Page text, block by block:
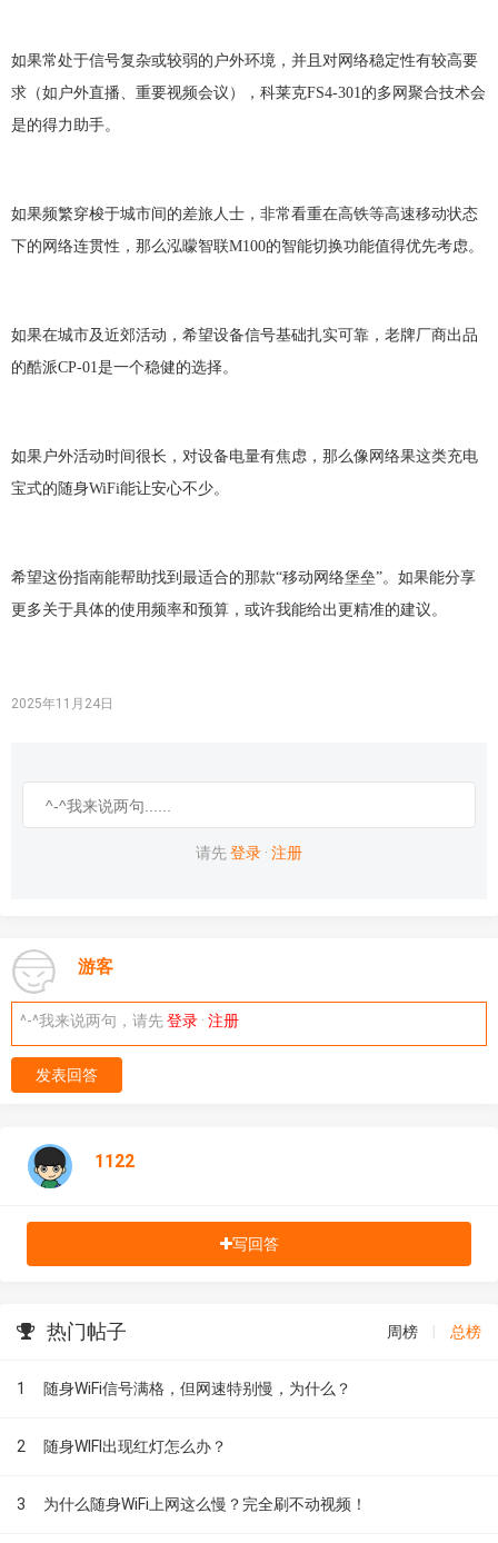
如果常处于信号复杂或较弱的户外环境，并且对网络稳定性有较高要
求（如户外直播、重要视频会议），科莱克FS4-301的多网聚合技术会
是的得力助手。
如果频繁穿梭于城市间的差旅人士，非常看重在高铁等高速移动状态
下的网络连贯性，那么泓曚智联M100的智能切换功能值得优先考虑。
如果在城市及近郊活动，希望设备信号基础扎实可靠，老牌厂商出品
的酷派CP-01是一个稳健的选择。
如果户外活动时间很长，对设备电量有焦虑，那么像网络果这类充电
宝式的随身WiFi能让安心不少。
希望这份指南能帮助找到最适合的那款“移动网络堡垒”。如果能分享
更多关于具体的使用频率和预算，或许我能给出更精准的建议。
2025年11月24日
请先登录 · 注册
游客
^-^我来说两句，请先登录 · 注册
发表回答
1122
写回答
热门帖子 周榜 总榜
1 随身WiFi信号满格，但网速特别慢，为什么？
2 随身WIFI出现红灯怎么办？
3 为什么随身WiFi上网这么慢？完全刷不动视频！